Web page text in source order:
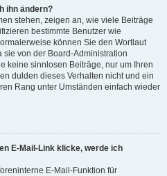
ihn ändern?
stehen, zeigen an, wie viele Beiträge
bestimmte Benutzer wie
können Sie den Wortlaut
von der Board-Administration
keine sinnlosen Beiträge, nur um Ihren
dulden dieses Verhalten nicht und ein
Rang unter Umständen einfach wieder
E-Mail-Link klicke, werde ich
E-Mail-Funktion für